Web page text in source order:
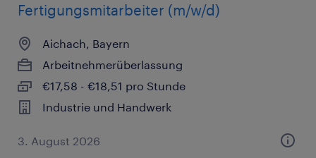
Fertigungsmitarbeiter (m/w/d)
Aichach, Bayern
Arbeitnehmerüberlassung
€17,58 - €18,51 pro Stunde
Industrie und Handwerk
3. August 2026